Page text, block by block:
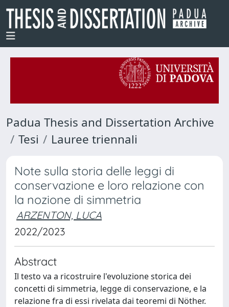
Padua Thesis and Dissertation Archive
Tesi
Lauree triennali
Note sulla storia delle leggi di
conservazione e loro relazione con
la nozione di simmetria
ARZENTON, LUCA
2022/2023
Abstract
Il testo va a ricostruire l'evoluzione storica dei
concetti di simmetria, legge di conservazione, e la
relazione fra di essi rivelata dai teoremi di Nöther.